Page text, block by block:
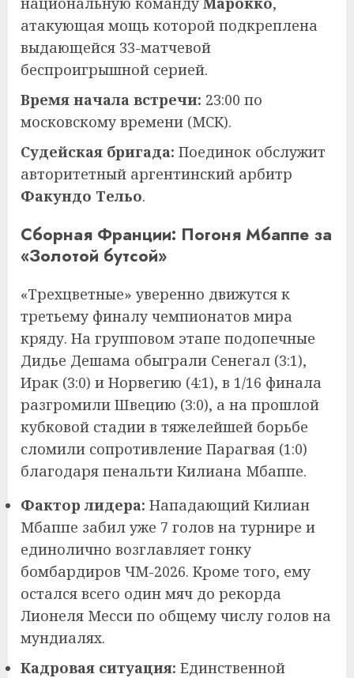
атакующая мощь которой подкреплена
выдающейся 33-матчевой
беспроигрышной серией.
Время начала встречи: 23:00 по
московскому времени (МСК).
Судейская бригада: Поединок обслужит
авторитетный аргентинский арбитр
Факундо Тельо.
Сборная Франции: Погоня Мбаппе за
«Золотой бутсой»
«Трехцветные» уверенно движутся к
третьему финалу чемпионатов мира
кряду. На групповом этапе подопечные
Дидье Дешама обыграли Сенегал (3:1),
Ирак (3:0) и Норвегию (4:1), в 1/16 финала
разгромили Швецию (3:0), а на прошлой
кубковой стадии в тяжелейшей борьбе
сломили сопротивление Парагвая (1:0)
благодаря пенальти Килиана Мбаппе.
Фактор лидера: Нападающий Килиан
Мбаппе забил уже 7 голов на турнире и
единолично возглавляет гонку
бомбардиров ЧМ-2026. Кроме того, ему
остался всего один мяч до рекорда
Лионеля Месси по общему числу голов на
мундиалях.
Кадровая ситуация: Единственной